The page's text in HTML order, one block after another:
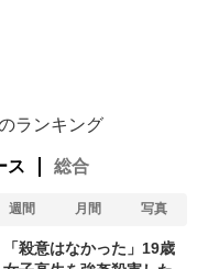
ランキング
ス 総合
週間 月間 写真
「殺意はなかった」19歳